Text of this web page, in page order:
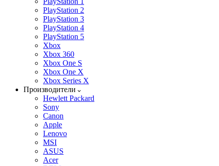
PlayStation 2
PlayStation 3
PlayStation 4
PlayStation 5
Xbox
Xbox 360
Xbox One S
Xbox One X
Xbox Series X
Производители
Hewlett Packard
Sony
Canon
Apple
Lenovo
MSI
ASUS
Acer